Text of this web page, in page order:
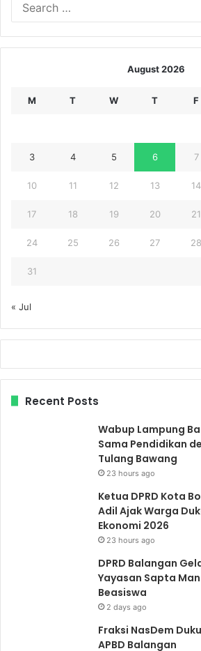
August 2026
M T W T F
3 4 5 6 7
10 11 12 13 14
17 18 19 20 21
24 25 26 27 28
31
« Jul
Recent Posts
Wabup Lampung
Sama Pendidikan
Tulang Bawang
23 hours ago
Ketua DPRD Kota
Adil Ajak Warga
Ekonomi 2026
23 hours ago
DPRD Balangan
Yayasan Sapta
Beasiswa
2 days ago
Fraksi NasDem
APBD Balangan